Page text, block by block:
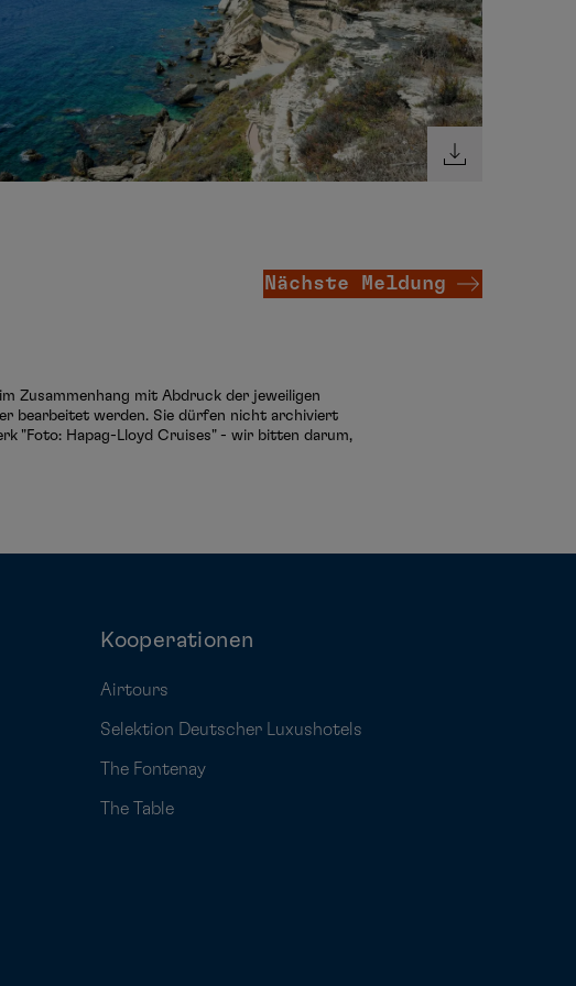
Nächste Meldung
Zusammenhang mit Abdruck der jeweiligen
bearbeitet werden. Sie dürfen nicht archiviert
"Foto: Hapag-Lloyd Cruises" - wir bitten darum,
Kooperationen
Airtours
Selektion Deutscher Luxushotels
The Fontenay
The Table